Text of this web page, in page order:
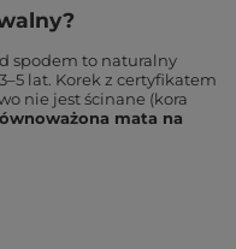
spodem to naturalny
lat. Korek z certyfikatem
nie jest ścinane (kora
mata na